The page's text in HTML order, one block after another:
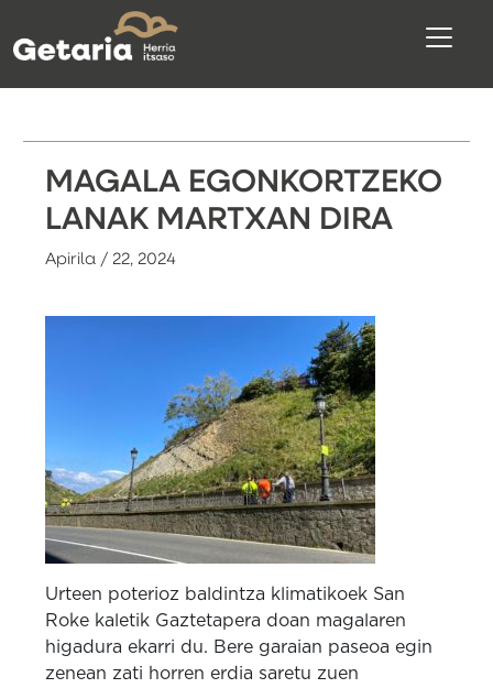
MAGALA EGONKORTZEKO
LANAK MARTXAN DIRA
Apirila / 22, 2024
Urteen poterioz baldintza klimatikoek San
Roke kaletik Gaztetapera doan magalaren
higadura ekarri du. Bere garaian paseoa egin
zenean zati horren erdia saretu zuen